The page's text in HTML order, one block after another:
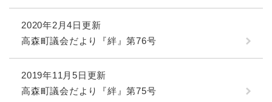
2020年2月4日更新
高森町議会だより『絆』第76号
2019年11月5日更新
高森町議会だより『絆』第75号